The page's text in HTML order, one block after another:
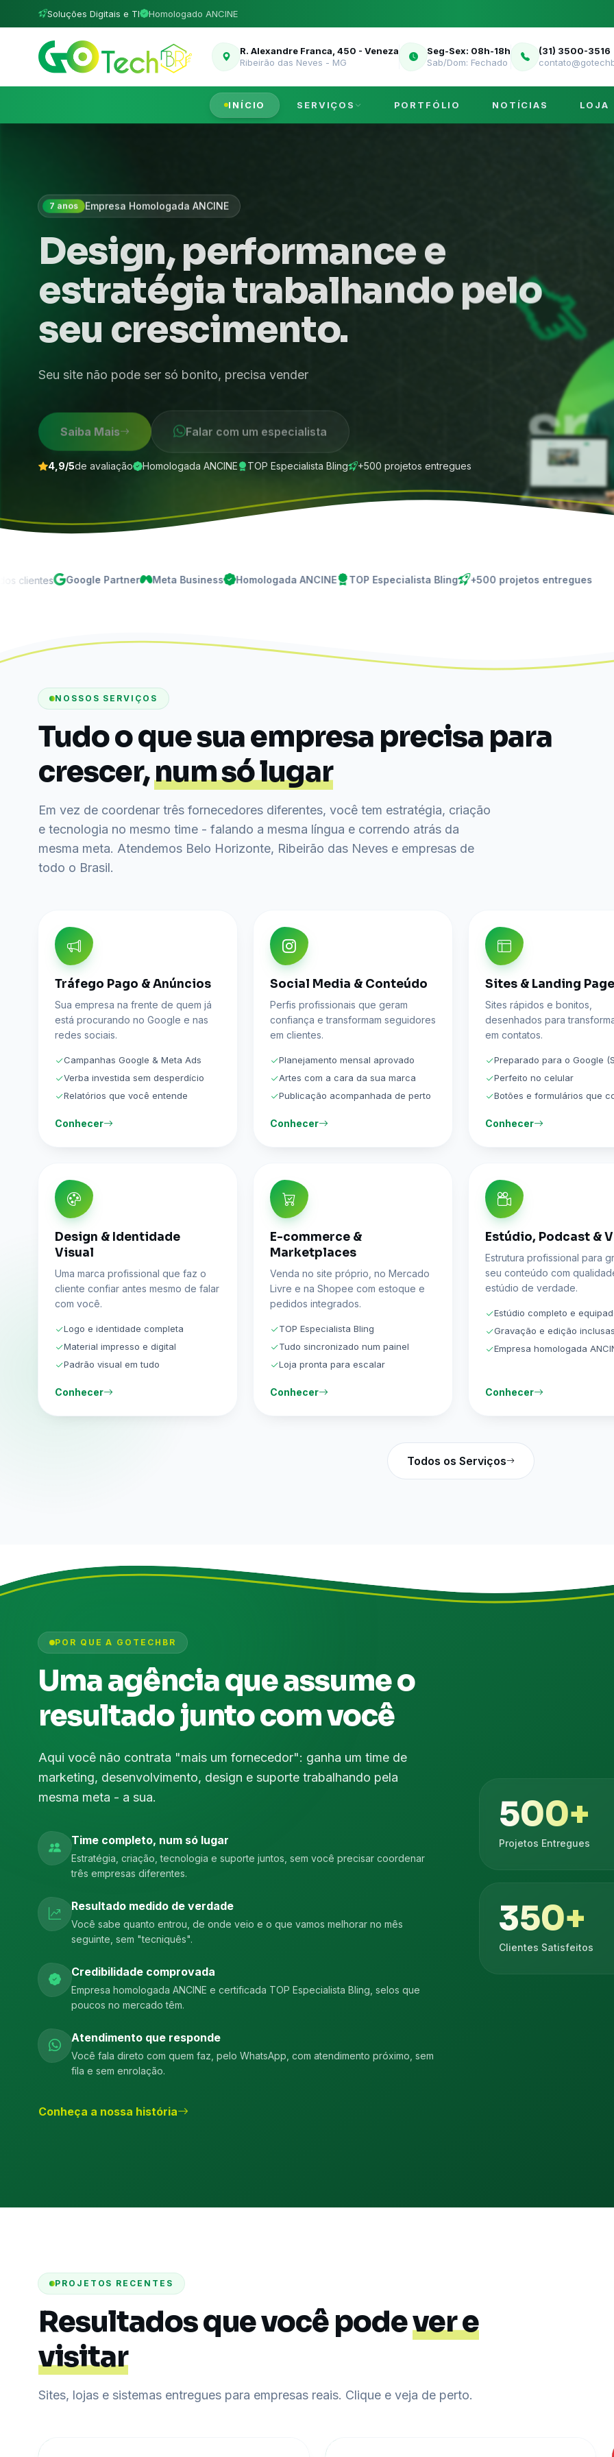
Soluções Digitais e TI Homologado ANCINE
R. Alexandre Franca, 450 - Veneza
Ribeirão das Neves - MG
Seg-Sex: 08h-18h
Sab/Dom: Fechado
(31) 3500-3516
INÍCIO SERVIÇOS PORTFÓLIO NOTÍCIAS LOJA
7 anos Empresa Homologada ANCINE
Design, performance e
estratégia trabalhando pelo
seu crescimento.
Seu site não pode ser só bonito, precisa vender
4,9/5de avaliação Homologada ANCINE TOP Especialista Bling +500 projetos entregues
Google Partner Meta Business Homologada ANCINE TOP Especialista Bling +500 projetos entregues
NOSSOS SERVIÇOS
Tudo o que sua empresa precisa para
crescer,num só lugar
Em vez de coordenar três fornecedores diferentes, você tem estratégia, criação
e tecnologia no mesmo time - falando a mesma língua e correndo atrás da
mesma meta. Atendemos Belo Horizonte, Ribeirão das Neves e empresas de
todo o Brasil.
Tráfego Pago & Anúncios
Sua empresa na frente de quem já
está procurando no Google e nas
redes sociais.
Campanhas Google & Meta Ads
Verba investida sem desperdício
Relatórios que você entende
Conhecer
Social Media & Conteúdo
Perfis profissionais que geram
confiança e transformam seguidores
em clientes.
Planejamento mensal aprovado
Artes com a cara da sua marca
Publicação acompanhada de perto
Conhecer
Sites & Landing
Sites rápidos e bonitos,
desenhados para
em contatos.
Preparado para o Google
Perfeito no celular
Botões e formulários que
Conhecer
Design & Identidade
Visual
Uma marca profissional que faz o
cliente confiar antes mesmo de falar
com você.
Logo e identidade completa
Material impresso e digital
Padrão visual em tudo
Conhecer
E-commerce &
Marketplaces
Venda no site próprio, no Mercado
Livre e na Shopee com estoque e
pedidos integrados.
TOP Especialista Bling
Tudo sincronizado num painel
Loja pronta para escalar
Conhecer
Estúdio, Podcast &
Estrutura profissional para
seu conteúdo com
estúdio de verdade.
Estúdio completo e
Gravação e edição
Empresa homologada
Conhecer
Todos os Serviços
POR QUE A GOTECHBR
Uma agência que assume o
resultado junto com você
Aqui você não contrata "mais um fornecedor": ganha um time de
marketing, desenvolvimento, design e suporte trabalhando pela
mesma meta - a sua.
Time completo, num só lugar
Estratégia, criação, tecnologia e suporte juntos, sem você precisar coordenar
três empresas diferentes.
Resultado medido de verdade
Você sabe quanto entrou, de onde veio e o que vamos melhorar no mês
seguinte, sem "tecniquês".
Credibilidade comprovada
Empresa homologada ANCINE e certificada TOP Especialista Bling, selos que
poucos no mercado têm.
Atendimento que responde
Você fala direto com quem faz, pelo WhatsApp, com atendimento próximo, sem
fila e sem enrolação.
Conheça a nossa história
500+
Projetos Entregues
350+
Clientes Satisfeitos
PROJETOS RECENTES
Resultados que você podever e
visitar
Sites, lojas e sistemas entregues para empresas reais. Clique e veja de perto.